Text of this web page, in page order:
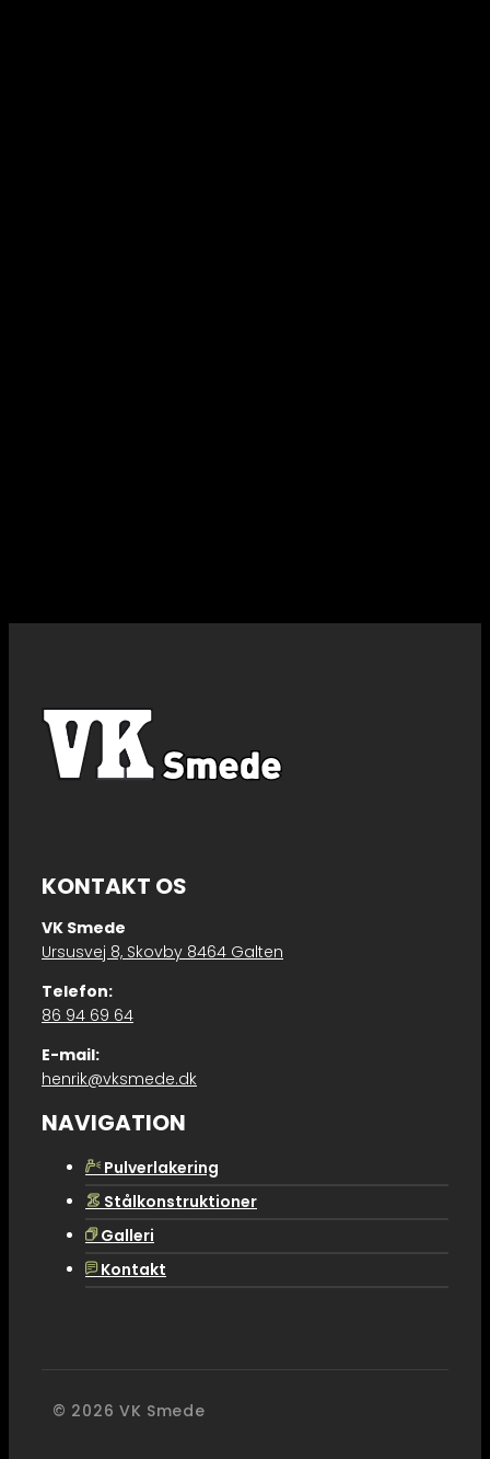
KONTAKT OS
​​VK Smede
Ursusvej 8, Skovby 8464 Galten
Telefon:
86 94 69 64
E-mail:
henrik@vksmede.dk
NAVIGATION
F Pulverlakering
M Stålkonstruktioner
EGalleri
JKontakt
© 2026 ​​VK Smede